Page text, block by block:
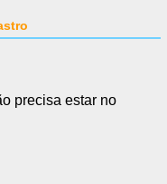
precisa estar no